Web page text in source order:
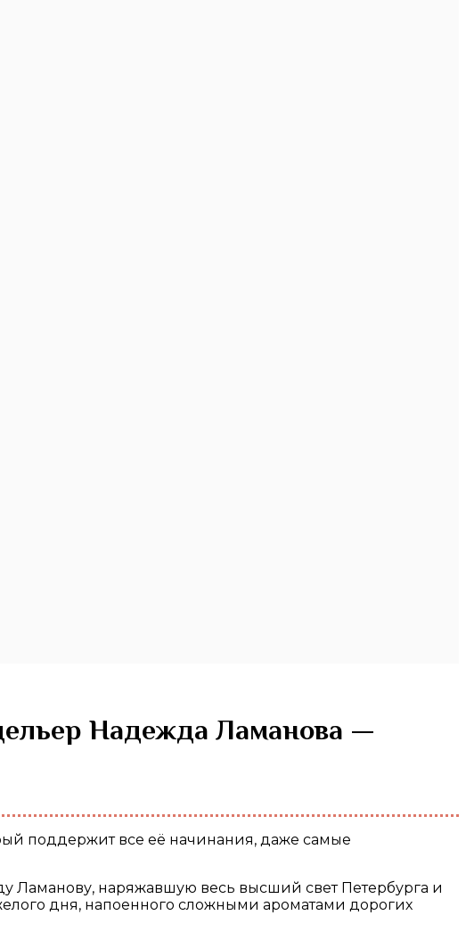
Ламанову, наряжавшую весь высший свет Петербурга и
дня, напоенного сложными ароматами дорогих